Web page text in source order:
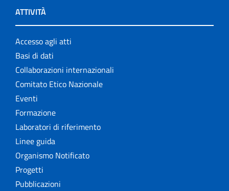
ATTIVITÀ
Accesso agli atti
Basi di dati
Collaborazioni internazionali
Comitato Etico Nazionale
Eventi
Formazione
Laboratori di riferimento
Linee guida
Organismo Notificato
Progetti
Pubblicazioni